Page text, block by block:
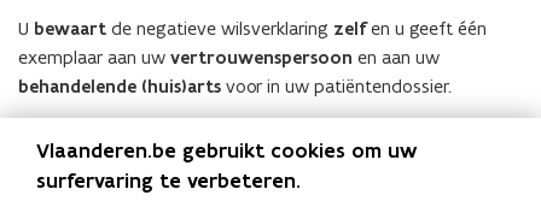
e
r
U bewaart de negatieve wilsverklaring zelfen u geeft één
exemplaar aan uw vertrouwenspersoon en aan uw
behandelende (huis)arts voor in uw patiëntendossier.
onbeperkt geldig
herroept.
Vlaanderen.be gebruikt cookies om uw
surfervaring te verbeteren.